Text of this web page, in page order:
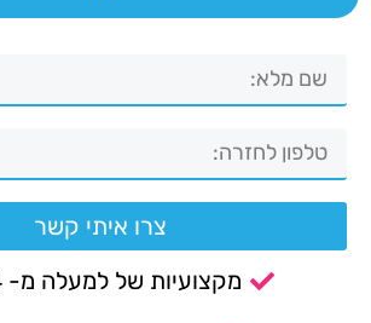
צרו איתי קשר
מקצועיות של למעלה מ- 14 שנה.